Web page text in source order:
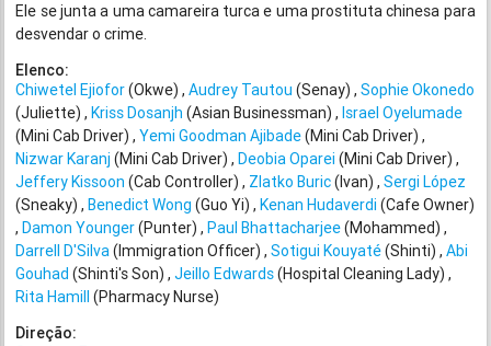
Ele se junta a uma camareira turca e uma prostituta chinesa para
desvendar o crime.
Elenco:
Chiwetel Ejiofor(Okwe) Audrey Tautou (Senay) Sophie Okonedo
(Juliette) Kriss Dosanjh (Asian Businessman) Israel Oyelumade
(Mini Cab Driver) Yemi Goodman Ajibade(Mini Cab Driver)
Nizwar Karanj (Mini Cab Driver) Deobia Oparei (Mini Cab Driver)
Jeffery Kissoon (Cab Controller) Zlatko Buric(Ivan) Sergi López
(Sneaky) Benedict Wong (Guo Yi) Kenan Hudaverdi (Cafe Owner)
Damon Younger(Punter) Paul Bhattacharjee(Mohammed)
Darrell D'Silva(Immigration Officer) Sotigui Kouyaté(Shinti) Abi
Gouhad (Shinti's Son) Jeillo Edwards(Hospital Cleaning Lady)
Rita Hamill (Pharmacy Nurse)
Direção: